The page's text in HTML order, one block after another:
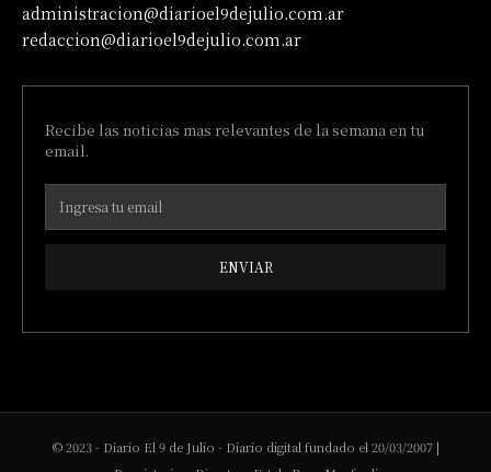
administracion@diarioel9dejulio.com.ar
redaccion@diarioel9dejulio.com.ar
Recibe las noticias mas relevantes de la semana en tu
email.
ENVIAR
© 2023 - Diario El 9 de Julio - Diario digital fundado el 20/03/2007 |